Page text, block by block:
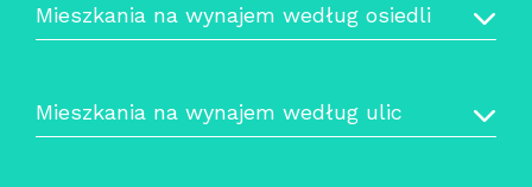
Mieszkania na wynajem według osiedli
Mieszkania na wynajem według ulic